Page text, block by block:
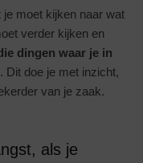
je moet kijken naar wat
verder kijken en
dingen waar je in
. Dit doe je met inzicht,
van je zaak.
als je